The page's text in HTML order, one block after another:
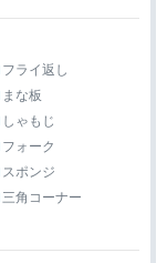
フライ返し
まな板
しゃもじ
フォーク
スポンジ
三角コーナー